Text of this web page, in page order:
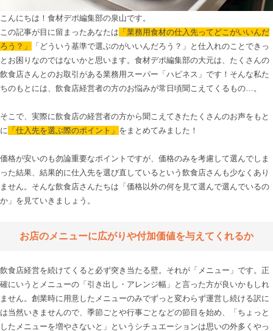
こんにちは！食材デポ編集部の泉山です。
この記事が目に留まったあなたは 「業務用食材の仕入先ってどこがいいんだ
ろう？」
「どういう基準で選ぶのがいいんだろう？」と仕入れのことできっ
とお困りなのではないかと思います。食材デポ編集部の大元は、たくさんの
飲食店さんとのお取引がある業務用スーパー「ハピネス」です！そんな私た
ちのもとには、飲食店経営者の方のお悩みが常日頃聞こえてくるもの…。
そこで、実際に飲食店の経営者の方から聞こえてきたたくさんのお声をもと
に 「仕入先を選ぶ際のポイント」 をまとめてみました！
価格が安いのも勿論重要なポイントですが、価格のみを考慮して選んでしま
った結果、結果的に仕入先を選び直しているという飲食店さんも少なくあり
ません。そんな飲食店さんたちは「価格以外の何を見て選んで選んでいるの
か」を見ていきましょう。
お店のメニューに広がりや付加価値を与えてくれるか
飲食店経営を続けてくると必ず突き当たる壁。それが「メニュー」です。正
確にいうとメニューの「引き出し・アレンジ幅」と言った方が良いかもしれ
ません。創業時に用意したメニューのみでずっと変わらず運営し続ける訳に
は当然いきませんので、季節ごとや行事ごとなどの節目を始め、「ちょっと
したメニューを増やさないと」というシチュエーションは思いの外多くやっ